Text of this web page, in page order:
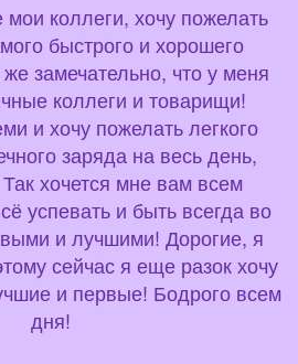
коллеги, хочу пожелать
быстрого и хорошего
замечательно, что у меня
коллеги и товарищи!
и хочу пожелать легкого
заряда на весь день,
хочется мне вам всем
успевать и быть всегда во
и лучшими! Дорогие, я
сейчас я еще разок хочу
и первые! Бодрого всем
дня!